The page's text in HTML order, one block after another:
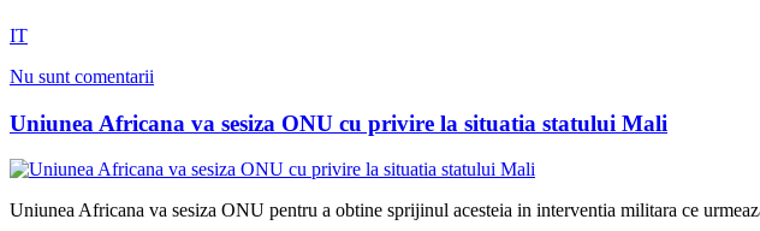
IT
Nu sunt comentarii
Uniunea Africana va sesiza ONU cu privire la situatia statului Mali
Uniunea Africana va sesiza ONU pentru a obtine sprijinul acesteia in interventia militara ce